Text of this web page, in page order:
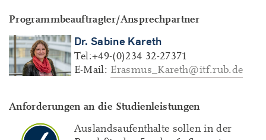
Programmbeauftragter/Ansprechpartner
Dr. Sabine Kareth
Tel:+49-(0)234 32-27371
E-Mail: Erasmus_Kareth@itf.rub.de
Anforderungen an die Studienleistungen
Auslandsaufenthalte sollen in der